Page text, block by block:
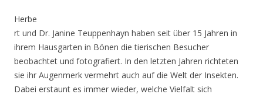
Herbe
rt und Dr. Janine Teuppenhayn haben seit über 15 Jahren in
ihrem Hausgarten in Bönen die tierischen Besucher
beobachtet und fotografiert. In den letzten Jahren richteten
sie ihr Augenmerk vermehrt auch auf die Welt der Insekten.
Dabei erstaunt es immer wieder, welche Vielfalt sich